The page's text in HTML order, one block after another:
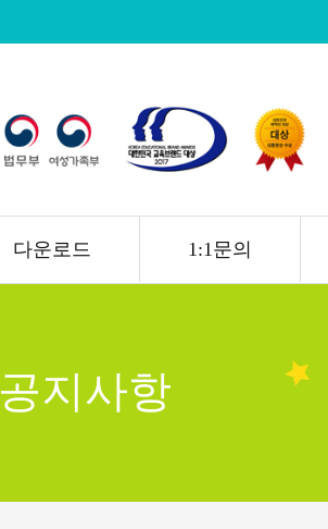
다운로드 1:1문의
공지사항